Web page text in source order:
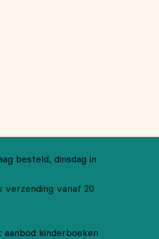
besteld, dinsdag in
verzending vanaf 20
aanbod kinderboeken